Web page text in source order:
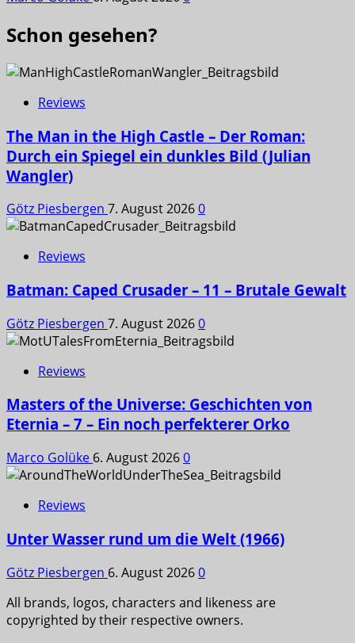
Schon gesehen?
Reviews
The Man in the High Castle – Der Roman:
Durch ein Spiegel ein dunkles Bild (Julian
Wangler)
Götz Piesbergen 7. August 20260
Reviews
Batman: Caped Crusader – 11 – Brutale Gewalt
Götz Piesbergen 7. August 20260
Reviews
Masters of the Universe: Geschichten von
Eternia – 7 – Ein noch perfekterer Orko
Marco Golüke 6. August 20260
Reviews
Unter Wasser rund um die Welt (1966)
Götz Piesbergen 6. August 20260
All brands, logos, characters and likeness are
copyrighted by their respective owners.